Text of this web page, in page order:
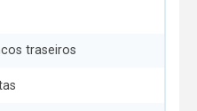
traseiros